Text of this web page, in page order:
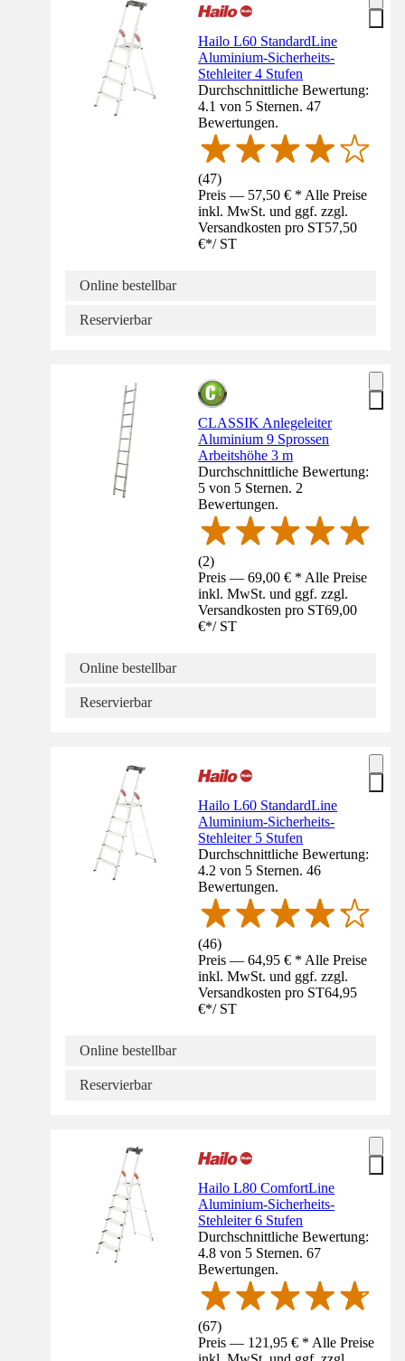
Hailo L60 StandardLine
Aluminium-Sicherheits-
Stehleiter 4 Stufen
Durchschnittliche Bewertung:
4.1 von 5 Sternen. 47
Bewertungen.
(47)
Preis — 57,50 € * Alle Preise
inkl. MwSt. und ggf. zzgl.
Versandkosten pro ST57,50
€*/ ST
Online bestellbar
Reservierbar
CLASSIK Anlegeleiter
Aluminium 9 Sprossen
Arbeitshöhe 3 m
Durchschnittliche Bewertung:
5 von 5 Sternen. 2
Bewertungen.
(2)
Preis — 69,00 € * Alle Preise
inkl. MwSt. und ggf. zzgl.
Versandkosten pro ST69,00
€*/ ST
Online bestellbar
Reservierbar
Hailo L60 StandardLine
Aluminium-Sicherheits-
Stehleiter 5 Stufen
Durchschnittliche Bewertung:
4.2 von 5 Sternen. 46
Bewertungen.
(46)
Preis — 64,95 € * Alle Preise
inkl. MwSt. und ggf. zzgl.
Versandkosten pro ST64,95
€*/ ST
Online bestellbar
Reservierbar
Hailo L80 ComfortLine
Aluminium-Sicherheits-
Stehleiter 6 Stufen
Durchschnittliche Bewertung:
4.8 von 5 Sternen. 67
Bewertungen.
(67)
Preis — 121,95 € * Alle Preise